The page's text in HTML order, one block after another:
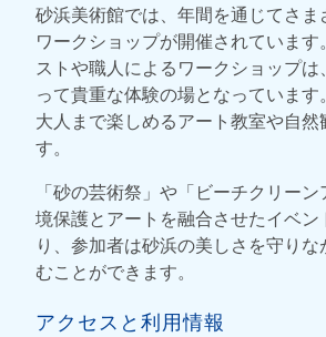
砂浜美術館では、年間を通じてさ
ワークショップが開催されています
ストや職人によるワークショップは
って貴重な体験の場となっていま
大人まで楽しめるアート教室や自
す。
「砂の芸術祭」や「ビーチクリー
境保護とアートを融合させたイベ
り、参加者は砂浜の美しさを守り
むことができます。
アクセスと利用情報